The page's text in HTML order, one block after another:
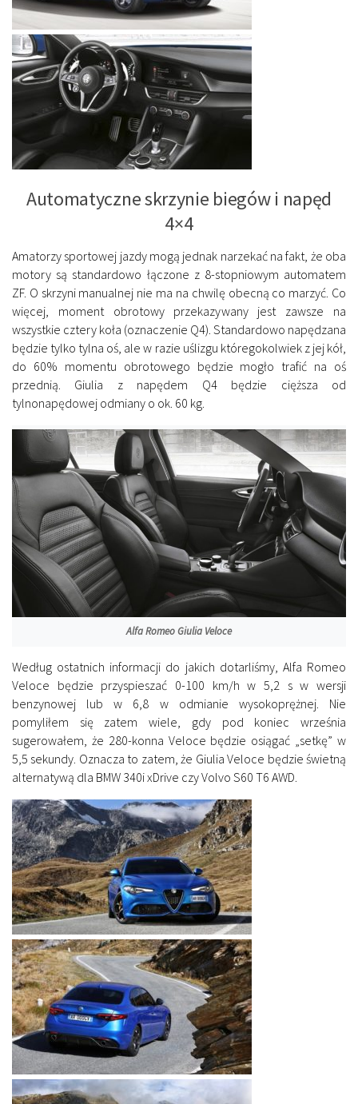
Automatyczne skrzynie biegów i napęd
4×4
Amatorzy sportowej jazdy mogą jednak narzekać na fakt, że oba
motory są standardowo łączone z 8-stopniowym automatem
ZF. O skrzyni manualnej nie ma na chwilę obecną co marzyć. Co
więcej, moment obrotowy przekazywany jest zawsze na
wszystkie cztery koła (oznaczenie Q4). Standardowo napędzana
będzie tylko tylna oś, ale w razie uślizgu któregokolwiek z jej kół,
do 60% momentu obrotowego będzie mogło trafić na oś
przednią. Giulia z napędem Q4 będzie cięższa od
tylnonapędowej odmiany o ok. 60 kg.
Alfa Romeo Giulia Veloce
Według ostatnich informacji do jakich dotarliśmy, Alfa Romeo
Veloce będzie przyspieszać 0-100 km/h w 5,2 s w wersji
benzynowej lub w 6,8 w odmianie wysokoprężnej. Nie
pomyliłem się zatem wiele, gdy pod koniec września
sugerowałem, że 280-konna Veloce będzie osiągać „setkę” w
5,5 sekundy. Oznacza to zatem, że Giulia Veloce będzie świetną
alternatywą dla BMW 340i xDrive czy Volvo S60 T6 AWD.